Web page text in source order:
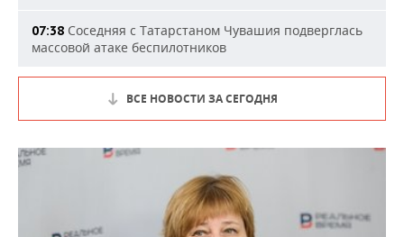
07:38 Соседняя с Татарстаном Чувашия подверглась
массовой атаке беспилотников
ВСЕ НОВОСТИ ЗА СЕГОДНЯ